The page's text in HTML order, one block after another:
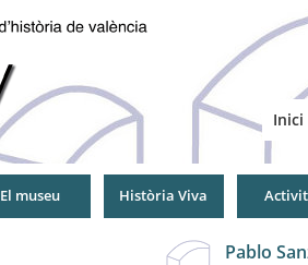
Inici
El museu Història Viva
Pablo